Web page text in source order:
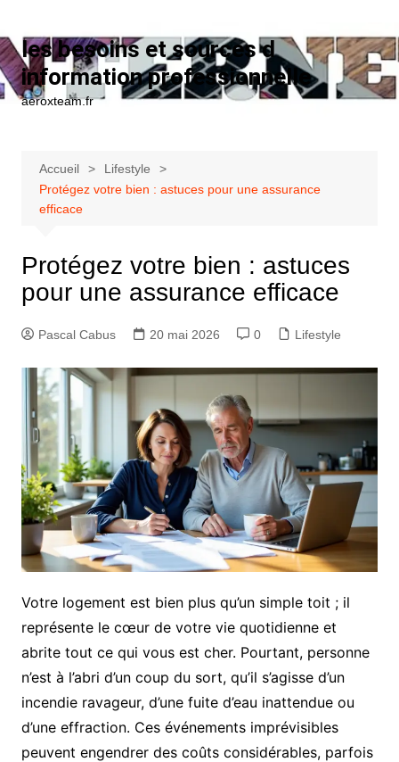
les besoins et sources d
information professionnelle
aeroxteam.fr
Accueil
Lifestyle
Protégez votre bien : astuces pour une assurance
efficace
Protégez votre bien : astuces
pour une assurance efficace
Pascal Cabus 20 mai 2026 0 Lifestyle
Votre logement est bien plus qu’un simple toit ; il
représente le cœur de votre vie quotidienne et
abrite tout ce qui vous est cher. Pourtant, personne
n’est à l’abri d’un coup du sort, qu’il s’agisse d’un
incendie ravageur, d’une fuite d’eau inattendue ou
d’une effraction. Ces événements imprévisibles
peuvent engendrer des coûts considérables, parfois